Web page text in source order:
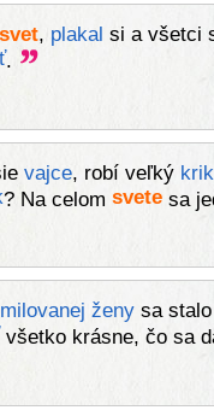
svet, plakal si a všetci
.
vajce, robí veľký krik
? Na celom svetesa
milovanej ženysa
všetko krásne, čo sa